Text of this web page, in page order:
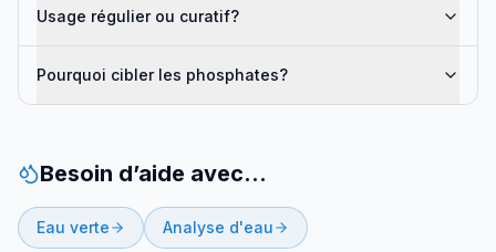
Usage régulier ou curatif?
Pourquoi cibler les phosphates?
Besoin d’aide avec…
Eau verte Analyse d'eau